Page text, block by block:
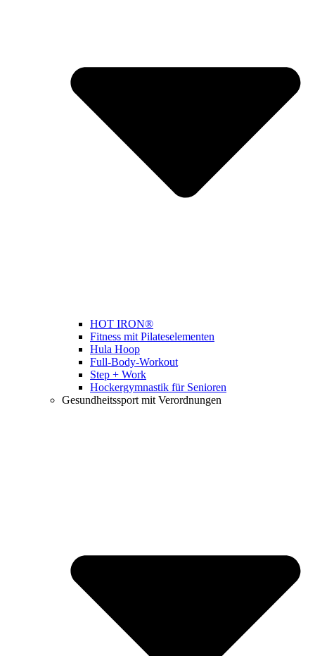
HOT IRON®
Fitness mit Pilateselementen
Hula Hoop
Full-Body-Workout
Step + Work
Hockergymnastik für Senioren
Gesundheitssport mit Verordnungen